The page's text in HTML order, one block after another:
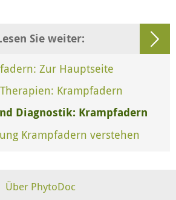
Sie weiter:
Zur Hauptseite
Krampfadern
Diagnostik: Krampfadern
Krampfadern verstehen
Über PhytoDoc